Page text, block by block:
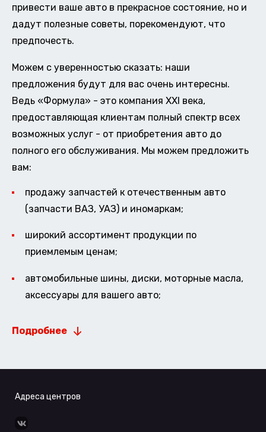
привести ваше авто в прекрасное состояние, но и
дадут полезные советы, порекомендуют, что
предпочесть.
Можем с уверенностью сказать: наши
предложения будут для вас очень интересны.
Ведь «Формула» - это компания XXI века,
предоставляющая клиентам полный спектр всех
возможных услуг - от приобретения авто до
полного его обслуживания. Мы можем предложить
вам:
продажу запчастей к отечественным авто
(запчасти ВАЗ, УАЗ) и иномаркам;
широкий ассортимент продукции по
приемлемым ценам;
автомобильные шины, диски, моторные масла,
аксессуары для вашего авто;
Подробнее
Адреса центров